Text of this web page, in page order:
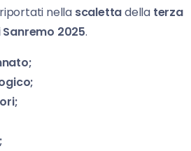
nella scalettadella terza
Sanremo 2025.